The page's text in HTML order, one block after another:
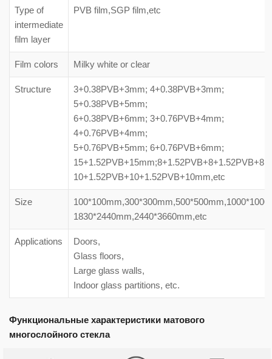
Type of
intermediate
film layer
PVB film,SGP film,etc
Film colors Milky white or clear
Structure
3+0.38PVB+3mm; 4+0.38PVB+3mm;
5+0.38PVB+5mm;
6+0.38PVB+6mm; 3+0.76PVB+4mm;
4+0.76PVB+4mm;
5+0.76PVB+5mm; 6+0.76PVB+6mm;
10+1.52PVB+10+1.52PVB+10mm,etc
Size
1830*2440mm,2440*3660mm,etc
Applications
Doors,
Glass floors,
Large glass walls,
Indoor glass partitions, etc.
Функциональные характеристики матового
многослойного стекла